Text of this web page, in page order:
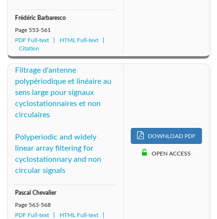
Frédéric Barbaresco
Page 553-561
PDF Full-text
HTML Full-text
Citation
Filtrage d'antenne
polypériodique et linéaire au
sens large pour signaux
cyclostationnaires et non
circulaires
Polyperiodic and widely
linear array filtering for
cyclostationnary and non
circular signals
Pascal Chevalier
Page 563-568
PDF Full-text
HTML Full-text
DOWNLOAD PDF
OPEN ACCESS